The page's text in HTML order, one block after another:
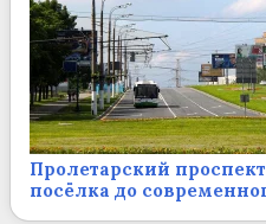
Пролетарский
посёлка до